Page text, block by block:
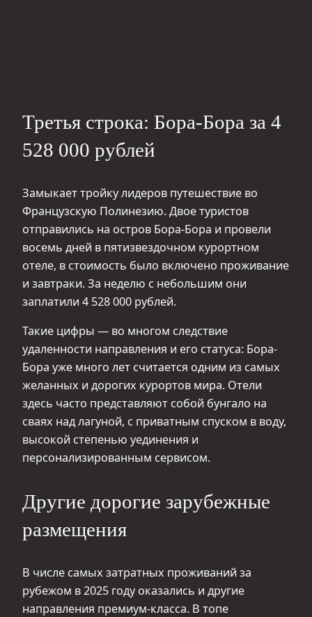
Третья строка: Бора-Бора за 4
528 000 рублей
Замыкает тройку лидеров путешествие во
Французскую Полинезию. Двое туристов
отправились на остров Бора-Бора и провели
восемь дней в пятизвездочном курортном
отеле, в стоимость было включено проживание
и завтраки. За неделю с небольшим они
заплатили 4 528 000 рублей.
Такие цифры — во многом следствие
удаленности направления и его статуса: Бора-
Бора уже много лет считается одним из самых
желанных и дорогих курортов мира. Отели
здесь часто представляют собой бунгало на
сваях над лагуной, с приватным спуском в воду,
высокой степенью уединения и
персонализированным сервисом.
Другие дорогие зарубежные
размещения
В числе самых затратных проживаний за
рубежом в 2025 году оказались и другие
направления премиум-класса. В топе